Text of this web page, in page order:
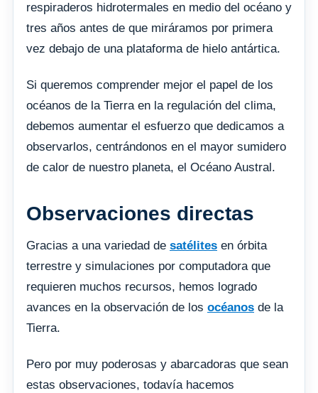
respiraderos hidrotermales en medio del océano y
tres años antes de que miráramos por primera
vez debajo de una plataforma de hielo antártica.
Si queremos comprender mejor el papel de los
océanos de la Tierra en la regulación del clima,
debemos aumentar el esfuerzo que dedicamos a
observarlos, centrándonos en el mayor sumidero
de calor de nuestro planeta, el Océano Austral.
Observaciones directas
Gracias a una variedad de satélites en órbita
terrestre y simulaciones por computadora que
requieren muchos recursos, hemos logrado
avances en la observación de los océanos de la
Tierra.
Pero por muy poderosas y abarcadoras que sean
estas observaciones, todavía hacemos